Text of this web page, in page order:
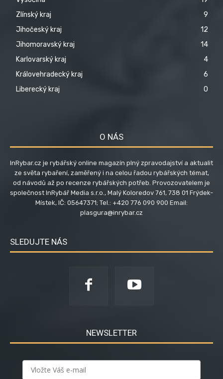
Zlínský kraj
9
Jihočeský kraj
12
Jihomoravský kraj
14
Karlovarský kraj
4
Královehradecký kraj
6
Liberecký kraj
0
O NÁS
InRybar.cz je rybářský online magazín plný zpravodajství a aktualit
ze světa rybaření, zaměřený i na celou řadou rybářských témat,
od návodů až po recenze rybářských potřeb. Provozovatelem je
společnost InRybář Media s.r.o., Malý Koloredov 761, 738 01 Frýdek-
Místek, IČ: 05647371; Tel.: +420 776 090 900 Email:
plasgura@inrybar.cz
SLEDUJTE NÁS
NEWSLETTER